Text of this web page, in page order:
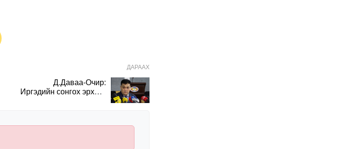
ДАРААХ
Д.Даваа-Очир:
Иргэдийн сонгох эрхийг
шаардлагатай